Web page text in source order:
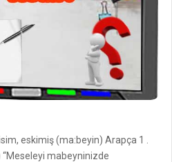
eskimiş (ma:beyin) Arapça 1 .
“Meseleyi mabeyninizde